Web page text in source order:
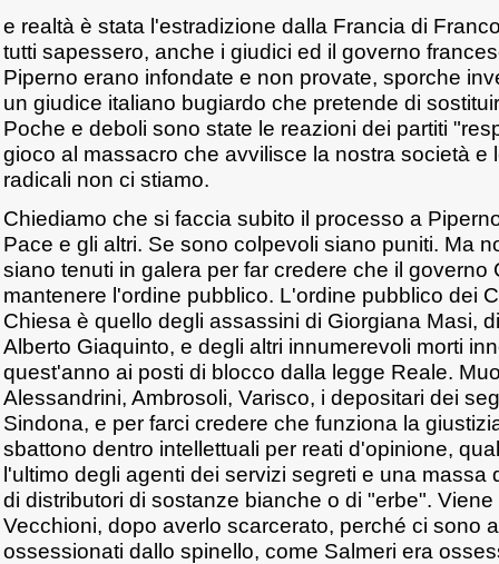
e realtà è stata l'estradizione dalla Francia di
tutti sapessero, anche i giudici ed il governo
Piperno erano infondate e non provate, sporche
un giudice italiano bugiardo che pretende di
Poche e deboli sono state le reazioni dei partiti
gioco al massacro che avvilisce la nostra società e
radicali non ci stiamo.
Chiediamo che si faccia subito il processo a
Pace e gli altri. Se sono colpevoli siano puniti. Ma
siano tenuti in galera per far credere che il governo
mantenere l'ordine pubblico. L'ordine pubblico dei
Chiesa è quello degli assassini di Giorgiana Masi,
Alberto Giaquinto, e degli altri innumerevoli morti
quest'anno ai posti di blocco dalla legge Reale.
Alessandrini, Ambrosoli, Varisco, i depositari dei
Sindona, e per farci credere che funziona la
sbattono dentro intellettuali per reati d'opinione,
l'ultimo degli agenti dei servizi segreti e una massa
di distributori di sostanze bianche o di "erbe".
Vecchioni, dopo averlo scarcerato, perché ci sono
ossessionati dallo spinello, come Salmeri era